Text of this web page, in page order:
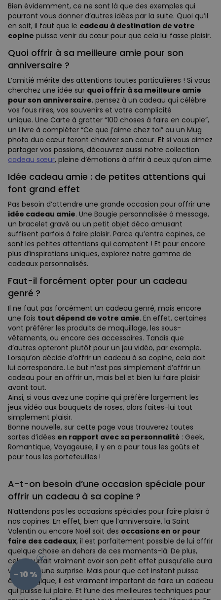
Bien évidemment, ce ne sont là que des exemples qui
pourront vous donner d’autres idées par la suite. Quoi qu’il
en soit, il faut que le cadeau à destination de votre
copine puisse venir du cœur pour que cela lui fasse plaisir.
Quoi offrir à sa meilleure amie pour son
anniversaire ?
L’amitié mérite des attentions toutes particulières ! Si vous
cherchez une idée sur quoi offrir à sa meilleure amie
pour son anniversaire, pensez à un cadeau qui célèbre
vos fous rires, vos souvenirs et votre complicité
unique. Une Carte à gratter “100 choses à faire en couple”,
un Livre à compléter “Ce que j’aime chez toi” ou un Mug
photo duo cœur feront chavirer son cœur. Et si vous aimez
partager vos passions, découvrez aussi notre collection
cadeau sœur, pleine d’émotions à offrir à ceux qu’on aime.
Idée cadeau amie : de petites attentions qui
font grand effet
Pas besoin d’attendre une grande occasion pour offrir une
idée cadeau amie. Une Bougie personnalisée à message,
un bracelet gravé ou un petit objet déco amusant
suffisent parfois à faire plaisir. Parce qu’entre copines, ce
sont les petites attentions qui comptent ! Et pour encore
plus d’inspirations uniques, explorez notre gamme de
cadeaux personnalisés.
Faut-il forcément opter pour un cadeau
genré ?
Il ne faut pas forcément un cadeau genré, mais encore
une fois tout dépend de votre amie. En effet, certaines
vont préférer les produits de maquillage, les sous-
vêtements, ou encore des accessoires. Tandis que
d’autres opteront plutôt pour un jeu vidéo, par exemple.
Lorsqu’on décide d’offrir un cadeau à sa copine, cela doit
lui correspondre. Le but n’est pas simplement d’offrir un
cadeau pour en offrir un, mais bel et bien lui faire plaisir
avant tout.
Ainsi, si vous avez une copine qui préfère largement les
jeux vidéo aux bouquets de roses, alors faites-lui tout
simplement plaisir.
Bonne nouvelle, sur cette page vous trouverez toutes
sortes d’idées en rapport avec sa personnalité : Geek,
Romantique, Voyageuse, il y en a pour tous les goûts et
pour tous les portefeuilles !
A-t-on besoin d’une occasion spéciale pour
offrir un cadeau à sa copine ?
N’attendons pas les occasions spéciales pour faire plaisir à
nos copines. En effet, bien que l’anniversaire, la Saint
Valentin ou encore Noël soit des occasions en or pour
faire des cadeaux, il est parfaitement possible de lui offrir
quelque chose en dehors de ces moments-là. De plus,
cela pourrait vraiment avoir son petit effet puisqu’elle aura
vraiment une surprise. Mais pour que cet instant puisse
être magique, il est vraiment important de faire un cadeau
qui puisse lui plaire. Et l’une des meilleures techniques pour
- 10 %